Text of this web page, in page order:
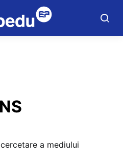
a mediului